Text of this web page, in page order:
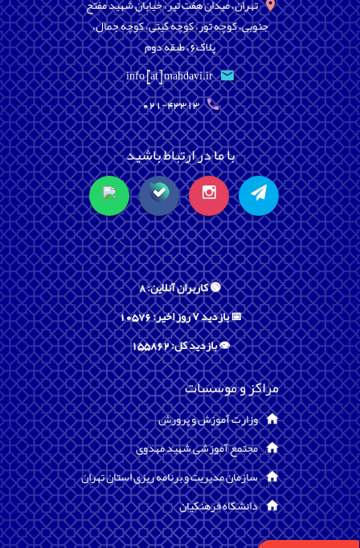
تهران، میدان هفت تیر، خیابان شهید مفتح
جنوبی، کوچه تور، کوچه گیتی، کوچه جمال،
پلاک6، طبقه دوم
info [at] mahdavi.ir
021-43313
با ما در ارتباط باشید
🟢 کاربران آنلاین: 8
📅 بازدید ۷ روز اخیر: 10576
👁️ بازدید کل: 155862
مراکز و موسسات
وزارت آموزش و پرورش
مجتمع آموزشی شهید مهدوی
سازمان مدیریت و برنامه ریزی استان تهران
دانشگاه فرهنگیان